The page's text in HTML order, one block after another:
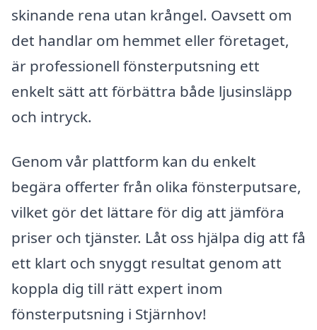
skinande rena utan krångel. Oavsett om
det handlar om hemmet eller företaget,
är professionell fönsterputsning ett
enkelt sätt att förbättra både ljusinsläpp
och intryck.
Genom vår plattform kan du enkelt
begära offerter från olika fönsterputsare,
vilket gör det lättare för dig att jämföra
priser och tjänster. Låt oss hjälpa dig att få
ett klart och snyggt resultat genom att
koppla dig till rätt expert inom
fönsterputsning i Stjärnhov!